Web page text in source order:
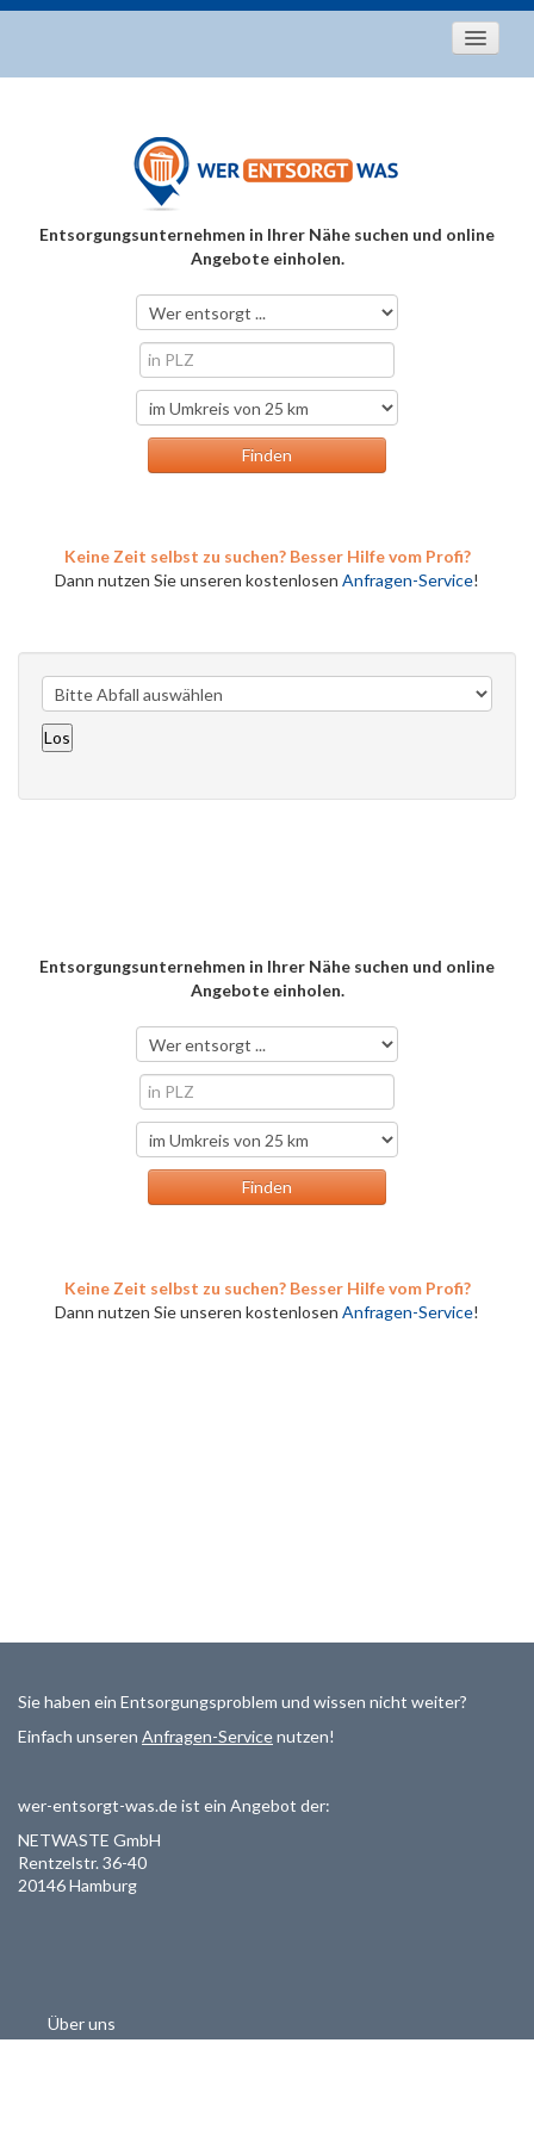
Entsorgungstipps
Über uns
Entsorgungsunternehmen in Ihrer Nähe suchen und online
Angebote einholen.
Keine Zeit selbst zu suchen? Besser Hilfe vom Profi?
Dann nutzen Sie unseren kostenlosen Anfragen-Service!
Entsorgungsunternehmen in Ihrer Nähe suchen und online
Angebote einholen.
Keine Zeit selbst zu suchen? Besser Hilfe vom Profi?
Dann nutzen Sie unseren kostenlosen Anfragen-Service!
Sie haben ein Entsorgungsproblem und wissen nicht weiter?
Einfach unseren Anfragen-Servicenutzen!
wer-entsorgt-was.de ist ein Angebot der:
NETWASTE GmbH
Rentzelstr. 36-40
20146 Hamburg
Über uns